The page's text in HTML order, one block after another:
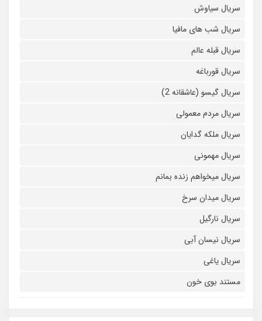
سریال سیاوش
سریال شب های مافیا
سریال قبله عالم
سریال قورباغه
سریال گیسو (عاشقانه 2)
سریال مردم معمولی
سریال ملکه گدایان
سریال مهمونی
سریال میخواهم زنده بمانم
سریال میدان سرخ
سریال نارگیل
سریال نیسان آبی
سریال یاغی
مستند بوی خون